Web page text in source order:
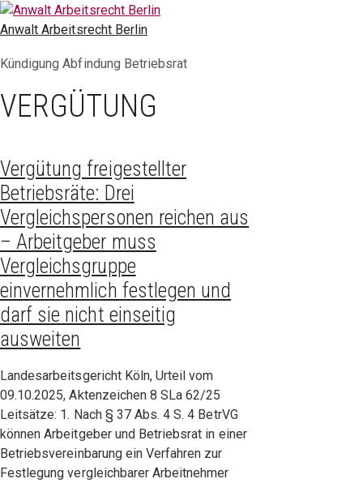
Zum
Inhalt
Anwalt Arbeitsrecht Berlin
Kündigung Abfindung Betriebsrat
VERGÜTUNG
Vergütung freigestellter
Betriebsräte: Drei
Vergleichspersonen reichen aus
– Arbeitgeber muss
Vergleichsgruppe
einvernehmlich festlegen und
darf sie nicht einseitig
ausweiten
Landesarbeitsgericht Köln, Urteil vom
09.10.2025, Aktenzeichen 8 SLa 62/25
Leitsätze: 1. Nach § 37 Abs. 4 S. 4 BetrVG
können Arbeitgeber und Betriebsrat in einer
Betriebsvereinbarung ein Verfahren zur
Festlegung vergleichbarer Arbeitnehmer